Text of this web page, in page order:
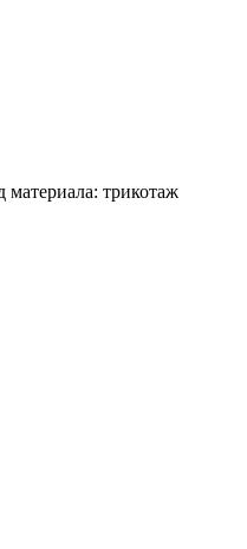
трикотаж